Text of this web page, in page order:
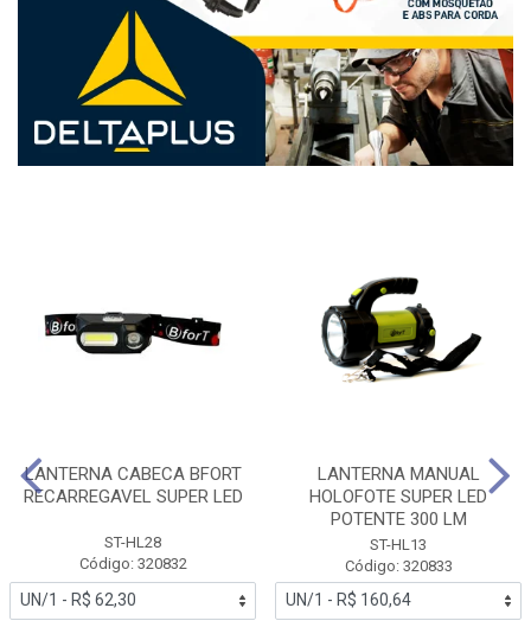
LANTERNA CABECA BFORT
RECARREGAVEL SUPER LED
ST-HL28
Código: 320832
LANTERNA MANUAL
HOLOFOTE SUPER LED
POTENTE 300 LM
ST-HL13
Código: 320833